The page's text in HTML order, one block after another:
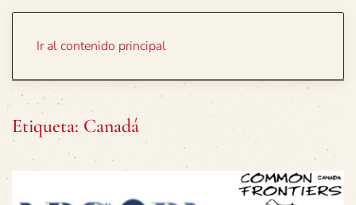
Ir al contenido principal
Etiqueta: Canadá